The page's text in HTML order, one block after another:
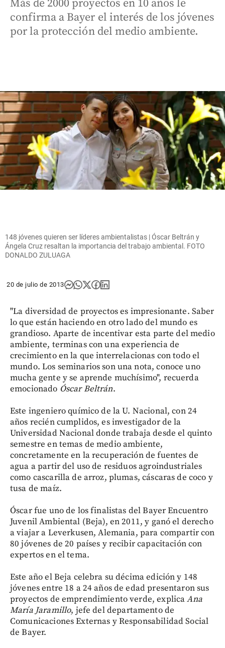
Más de 2000 proyectos en 10 años le
confirma a Bayer el interés de los jóvenes
por la protección del medio ambiente.
148 jóvenes quieren ser líderes ambientalistas | Óscar Beltrán y
Ángela Cruz resaltan la importancia del trabajo ambiental. FOTO
DONALDO ZULUAGA
20 de julio de 2013
"La diversidad de proyectos es impresionante. Saber
lo que están haciendo en otro lado del mundo es
grandioso. Aparte de incentivar esta parte del medio
ambiente, terminas con una experiencia de
crecimiento en la que interrelacionas con todo el
mundo. Los seminarios son una nota, conoce uno
mucha gente y se aprende muchísimo", recuerda
emocionado Óscar Beltrán.
Este ingeniero químico de la U. Nacional, con 24
años recién cumplidos, es investigador de la
Universidad Nacional donde trabaja desde el quinto
semestre en temas de medio ambiente,
concretamente en la recuperación de fuentes de
agua a partir del uso de residuos agroindustriales
como cascarilla de arroz, plumas, cáscaras de coco y
tusa de maíz.
Óscar fue uno de los finalistas del Bayer Encuentro
Juvenil Ambiental (Beja), en 2011, y ganó el derecho
a viajar a Leverkusen, Alemania, para compartir con
80 jóvenes de 20 países y recibir capacitación con
expertos en el tema.
Este año el Beja celebra su décima edición y 148
jóvenes entre 18 a 24 años de edad presentaron sus
proyectos de emprendimiento verde, explicaAna
María Jaramillo, jefe del departamento de
Comunicaciones Externas y Responsabilidad Social
de Bayer.